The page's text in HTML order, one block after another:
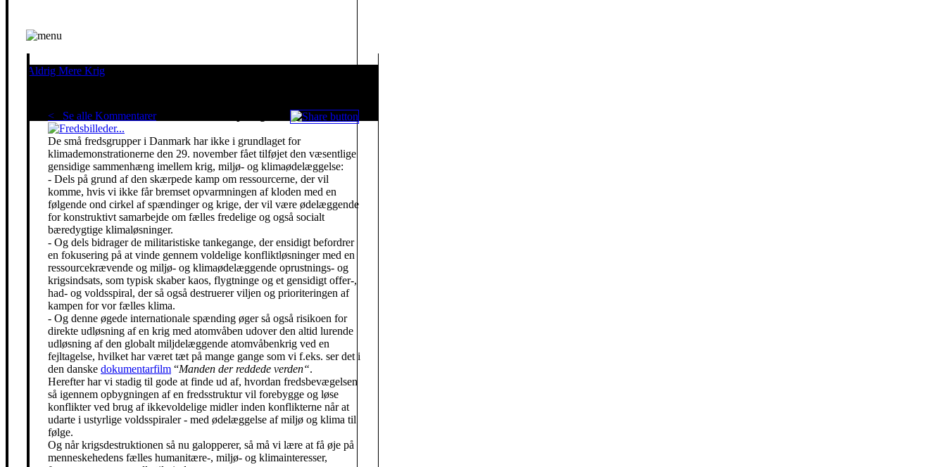
Aldrig Mere Krig
< Se alle KommentarerRed klimaet - stop krigen!
De små fredsgrupper i Danmark har ikke i grundlaget for
klimademonstrationerne den 29. november fået tilføjet den væsentlige
gensidige sammenhæng imellem krig, miljø- og klimaødelæggelse:
- Dels på grund af den skærpede kamp om ressourcerne, der vil
komme, hvis vi ikke får bremset opvarmningen af kloden med en
følgende ond cirkel af spændinger og krige, der vil være ødelæggende
for konstruktivt samarbejde om fælles fredelige og også socialt
bæredygtige klimaløsninger.
- Og dels bidrager de militaristiske tankegange, der ensidigt befordrer
en fokusering på at vinde gennem voldelige konfliktløsninger med en
ressourcekrævende og miljø- og klimaødelæggende oprustnings- og
krigsindsats, som typisk skaber kaos, flygtninge og et gensidigt offer-,
had- og voldsspiral, der så også destruerer viljen og prioriteringen af
kampen for vor fælles klima.
- Og denne øgede internationale spænding øger så også risikoen for
direkte udløsning af en krig med atomvåben udover den altid lurende
udløsning af den globalt miljdelæggende atomvåbenkrig ved en
fejltagelse, hvilket har været tæt på mange gange som vi f.eks. ser det i
den danske dokumentarfilm “Manden der reddede verden“.
Herefter har vi stadig til gode at finde ud af, hvordan fredsbevægelsen
så igennem opbygningen af en fredsstruktur vil forebygge og løse
konflikter ved brug af ikkevoldelige midler inden konflikterne når at
udarte i ustyrlige voldsspiraler - med ødelæggelse af miljø og klima til
følge.
Og når krigsdestruktionen så nu galopperer, så må vi lære at få øje på
menneskehedens fælles humanitære-, miljø- og klimainteresser,